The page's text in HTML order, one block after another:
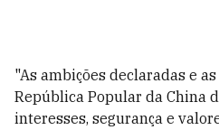
"As ambições declaradas e
República Popular da China
interesses, segurança e